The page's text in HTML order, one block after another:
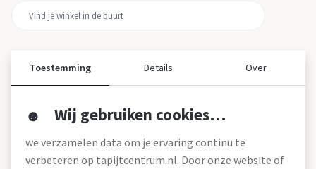
Over tapijtcentrum
Toestemming Details Over
Wij gebruiken cookies…
we verzamelen data om je ervaring continu te
verbeteren op tapijtcentrum.nl. Door onze website of